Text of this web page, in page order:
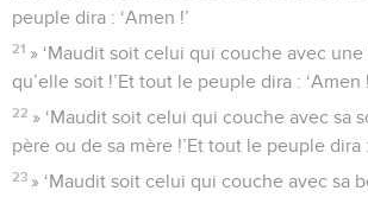
peuple dira : ‘Amen !’
21 » ‘Maudit soit celui qui couche avec
qu’elle soit !’Et tout le peuple dira : ‘Amen
22 » ‘Maudit soit celui qui couche avec sa
père ou de sa mère !’Et tout le peuple dira :
23 » ‘Maudit soit celui qui couche avec sa